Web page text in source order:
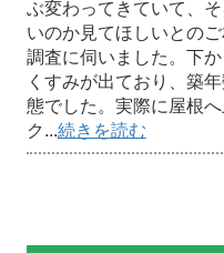
ぶ変わってきていて、
いのか見てほしいとの
調査に伺いました。下
くすみが出ており、築
態でした。実際に屋根
ク...続きを読む